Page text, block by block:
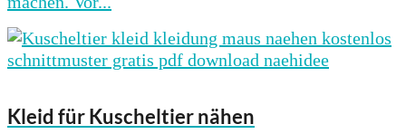
Kleid für Kuscheltier nähen